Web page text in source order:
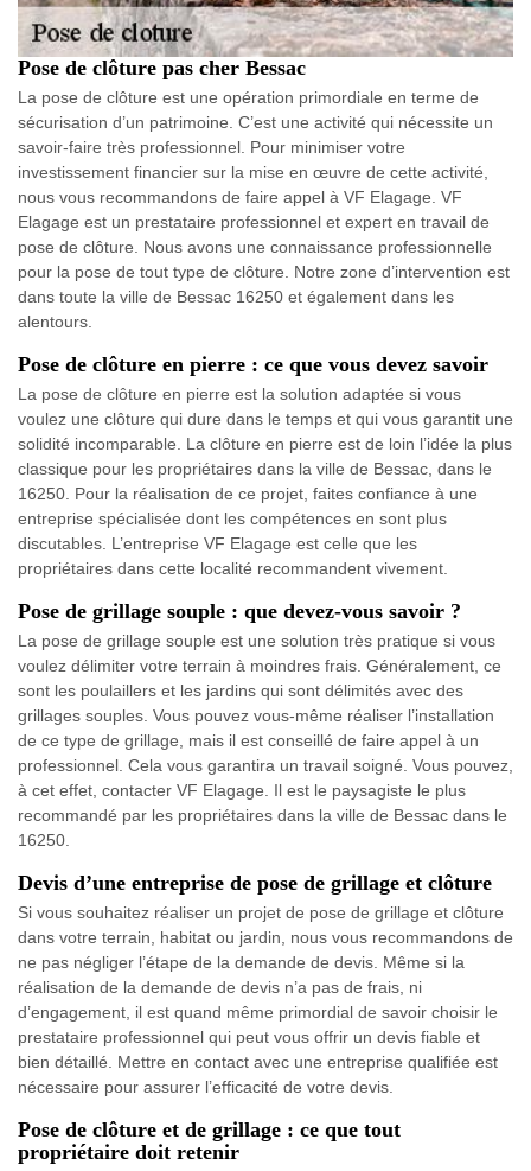
Pose de clôture pas cher Bessac
La pose de clôture est une opération primordiale en terme de
sécurisation d’un patrimoine. C’est une activité qui nécessite un
savoir-faire très professionnel. Pour minimiser votre
investissement financier sur la mise en œuvre de cette activité,
nous vous recommandons de faire appel à VF Elagage. VF
Elagage est un prestataire professionnel et expert en travail de
pose de clôture. Nous avons une connaissance professionnelle
pour la pose de tout type de clôture. Notre zone d’intervention est
dans toute la ville de Bessac 16250 et également dans les
alentours.
Pose de clôture en pierre : ce que vous devez savoir
La pose de clôture en pierre est la solution adaptée si vous
voulez une clôture qui dure dans le temps et qui vous garantit une
solidité incomparable. La clôture en pierre est de loin l’idée la plus
classique pour les propriétaires dans la ville de Bessac, dans le
16250. Pour la réalisation de ce projet, faites confiance à une
entreprise spécialisée dont les compétences en sont plus
discutables. L’entreprise VF Elagage est celle que les
propriétaires dans cette localité recommandent vivement.
Pose de grillage souple : que devez-vous savoir ?
La pose de grillage souple est une solution très pratique si vous
voulez délimiter votre terrain à moindres frais. Généralement, ce
sont les poulaillers et les jardins qui sont délimités avec des
grillages souples. Vous pouvez vous-même réaliser l’installation
de ce type de grillage, mais il est conseillé de faire appel à un
professionnel. Cela vous garantira un travail soigné. Vous pouvez,
à cet effet, contacter VF Elagage. Il est le paysagiste le plus
recommandé par les propriétaires dans la ville de Bessac dans le
16250.
Devis d’une entreprise de pose de grillage et clôture
Si vous souhaitez réaliser un projet de pose de grillage et clôture
dans votre terrain, habitat ou jardin, nous vous recommandons de
ne pas négliger l’étape de la demande de devis. Même si la
réalisation de la demande de devis n’a pas de frais, ni
d’engagement, il est quand même primordial de savoir choisir le
prestataire professionnel qui peut vous offrir un devis fiable et
bien détaillé. Mettre en contact avec une entreprise qualifiée est
nécessaire pour assurer l’efficacité de votre devis.
Pose de clôture et de grillage : ce que tout
propriétaire doit retenir